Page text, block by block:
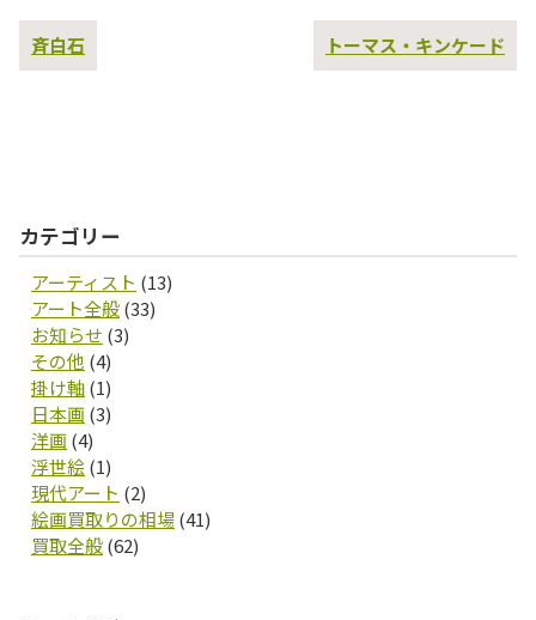
過
斉白石
次
トーマス・キンケード
カテゴリー
アーティスト (13)
アート全般(33)
お知らせ (3)
その他 (4)
掛け軸(1)
日本画(3)
洋画(4)
浮世絵(1)
現代アート (2)
絵画買取りの相場(41)
買取全般(62)